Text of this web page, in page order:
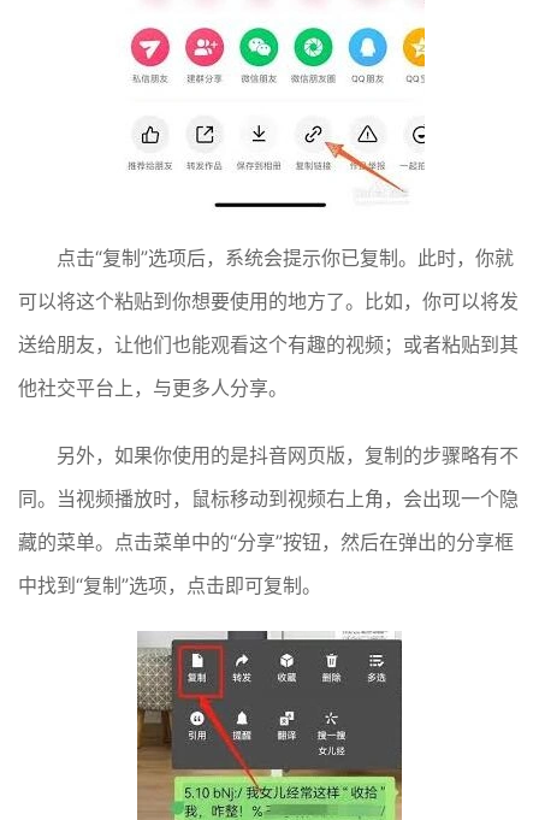
点击“复制”选项后，系统会提示你已复制。此时，你就
可以将这个粘贴到你想要使用的地方了。比如，你可以将发
送给朋友，让他们也能观看这个有趣的视频；或者粘贴到其
他社交平台上，与更多人分享。
另外，如果你使用的是抖音网页版，复制的步骤略有不
同。当视频播放时，鼠标移动到视频右上角，会出现一个隐
藏的菜单。点击菜单中的“分享”按钮，然后在弹出的分享框
中找到“复制”选项，点击即可复制。